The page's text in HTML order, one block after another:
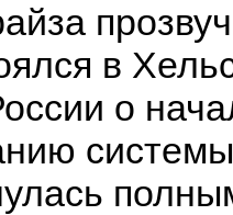
в
о
системы